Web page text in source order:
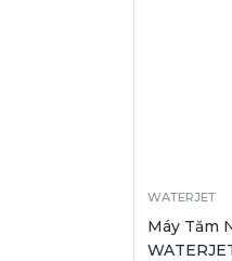
WATERJET
Máy Tăm